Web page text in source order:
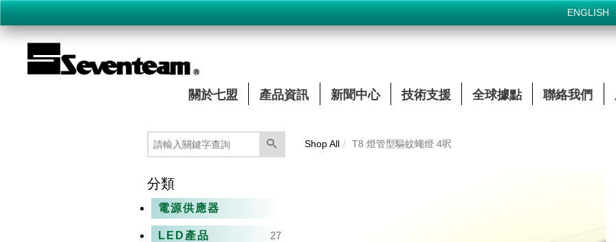
ENGLISH
關於七盟 產品資訊 新聞中心 技術支援 全球據點 聯絡我們
分類
電源供應器
LED產品 27
Shop All T8 燈管型驅蚊蠅燈 4呎